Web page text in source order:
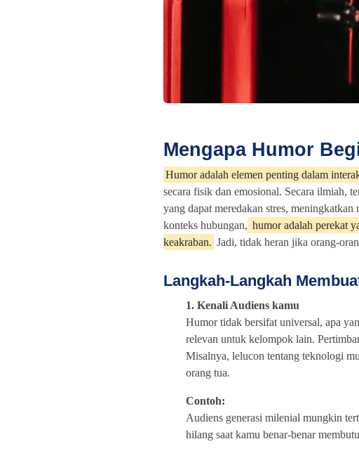
Mengapa Humor
Humor adalah elemen penting dalam
secara fisik dan emosional. Secara ilmiah,
yang dapat meredakan stres,
konteks hubungan, humor adalah perekat
keakraban. Jadi, tidak heran jika orang-
Langkah-Langkah
1. Kenali Audiens kamu
Humor tidak bersifat universal, apa
relevan untuk kelompok lain.
Misalnya, lelucon tentang teknologi
orang tua.
Contoh:
Audiens generasi milenial mungkin
hilang saat kamu benar-benar